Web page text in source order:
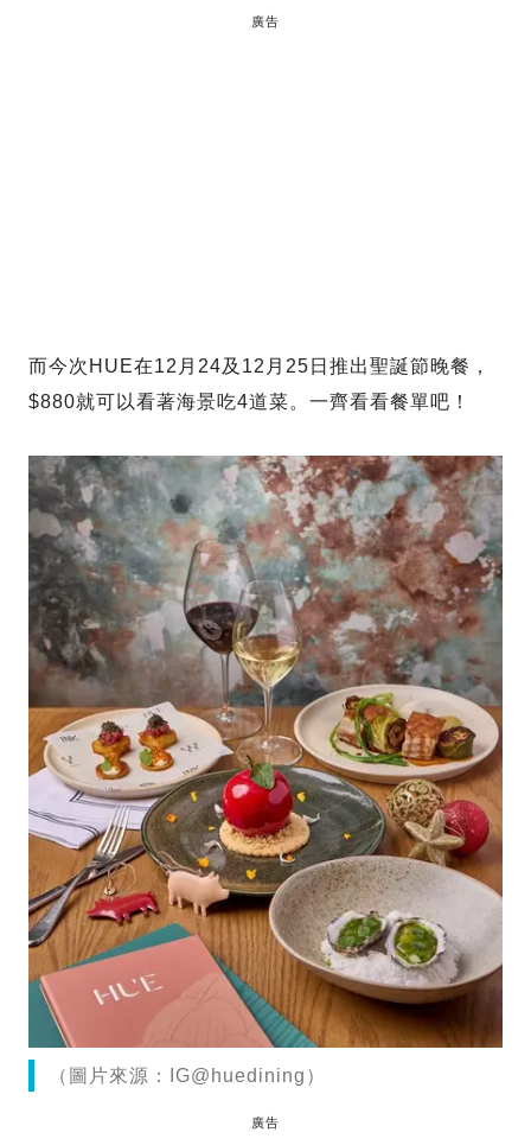
廣告
而今次HUE在12月24及12月25日推出聖誕節晚餐，
$880就可以看著海景吃4道菜。一齊看看餐單吧！
（圖片來源：IG@huedining）
廣告